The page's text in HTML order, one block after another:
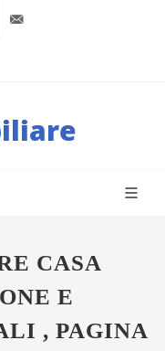
Feed RSS
CASA
E
, PAGINA